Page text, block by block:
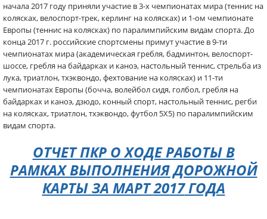
начала 2017 году приняли участие в 3-х чемпионатах мира (теннис на
колясках, велоспорт-трек, керлинг на колясках) и 1-ом чемпионате
Европы (теннис на колясках) по паралимпийским видам спорта. До
конца 2017 г. российские спортсмены примут участие в 9-ти
чемпионатах мира (академическая гребля, бадминтон, велоспорт-
шоссе, гребля на байдарках и каноэ, настольный теннис, стрельба из
лука, триатлон, тхэквондо, фехтование на колясках) и 11-ти
чемпионатах Европы (бочча, волейбол сидя, голбол, гребля на
байдарках и каноэ, дзюдо, конный спорт, настольный теннис, регби
на колясках, триатлон, тхэквондо, футбол 5Х5) по паралимпийским
видам спорта.
ОТЧЕТ ПКР О ХОДЕ РАБОТЫ В
РАМКАХ ВЫПОЛНЕНИЯ ДОРОЖНОЙ
КАРТЫ ЗА МАРТ 2017ГОДА